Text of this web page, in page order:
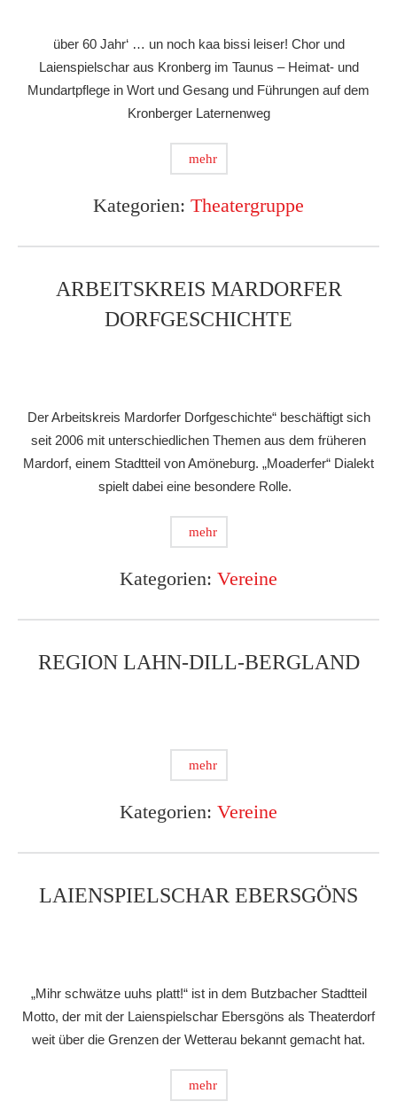
über 60 Jahr‘ … un noch kaa bissi leiser! Chor und
Laienspielschar aus Kronberg im Taunus – Heimat- und
Mundartpflege in Wort und Gesang und Führungen auf dem
Kronberger Laternenweg
mehr
Kategorien: Theatergruppe
ARBEITSKREIS MARDORFER
DORFGESCHICHTE
Der Arbeitskreis Mardorfer Dorfgeschichte“ beschäftigt sich
seit 2006 mit unterschiedlichen Themen aus dem früheren
Mardorf, einem Stadtteil von Amöneburg. „Moaderfer“ Dialekt
spielt dabei eine besondere Rolle.
mehr
Kategorien: Vereine
REGION LAHN-DILL-BERGLAND
mehr
Kategorien: Vereine
LAIENSPIELSCHAR EBERSGÖNS
„Mihr schwätze uuhs platt!“ ist in dem Butzbacher Stadtteil
Motto, der mit der Laienspielschar Ebersgöns als Theaterdorf
weit über die Grenzen der Wetterau bekannt gemacht hat.
mehr